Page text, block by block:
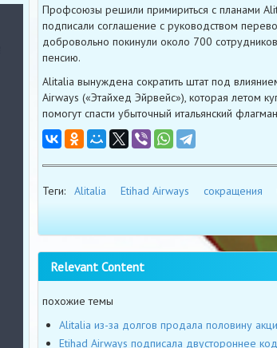
Профсоюзы решили примириться с планами
подписали соглашение с руководством
добровольно покинули около 700
пенсию.
Alitalia вынуждена сократить штат под
Airways («Этайхед Эйрвейс»), которая летом
помогут спасти убыточный итальянский
Теги: Alitalia Etihad Airways сокращения
Relevant Content
похожие темы
Alitalia из-за долгов продала половину
Etihad Airways подписала двустороннее